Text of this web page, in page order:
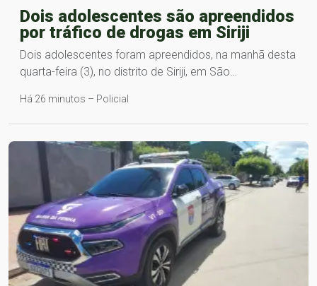
Dois adolescentes são apreendidos
por tráfico de drogas em Siriji
Dois adolescentes foram apreendidos, na manhã desta
quarta-feira (3), no distrito de Siriji, em São…
Há 26 minutos – Policial